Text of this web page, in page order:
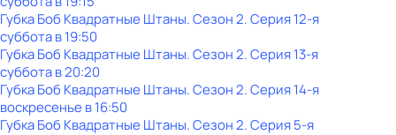
Губка Боб Квадратные Штаны. Сезон 2. Серия 12-я
субботав19:50
Губка Боб Квадратные Штаны. Сезон 2. Серия 13-я
субботав20:20
Губка Боб Квадратные Штаны. Сезон 2. Серия 14-я
воскресенье в16:50
Губка Боб Квадратные Штаны. Сезон 2. Серия 5-я